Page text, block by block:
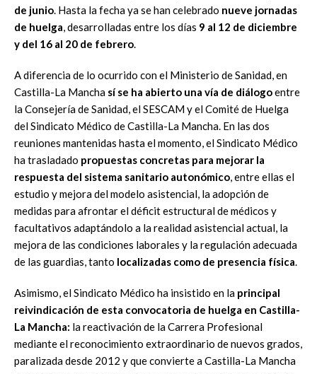
de junio. Hasta la fecha ya se han celebrado nueve jornadas
de huelga, desarrolladas entre los días 9 al 12 de diciembre
y del 16 al 20 de febrero.
A diferencia de lo ocurrido con el Ministerio de Sanidad, en
Castilla-La Mancha sí se ha abierto una vía de diálogoentre
la Consejería de Sanidad, el SESCAM y el Comité de Huelga
del Sindicato Médico de Castilla-La Mancha. En las dos
reuniones mantenidas hasta el momento, el Sindicato Médico
ha trasladado propuestas concretas para mejorar la
respuesta del sistema sanitario autonómico, entre ellas el
estudio y mejora del modelo asistencial, la adopción de
medidas para afrontar el déficit estructural de médicos y
facultativos adaptándolo a la realidad asistencial actual, la
mejora de las condiciones laborales y la regulación adecuada
de las guardias, tanto localizadas como de presencia física.
Asimismo, el Sindicato Médico ha insistido en la principal
reivindicación de esta convocatoria de huelga en Castilla-
La Mancha: la reactivación de la Carrera Profesional
mediante el reconocimiento extraordinario de nuevos grados,
paralizada desde 2012 y que convierte a Castilla-La Mancha